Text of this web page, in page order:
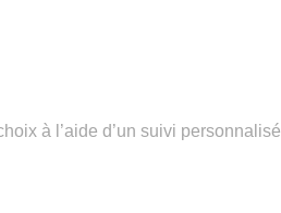
à l’aide d’un suivi personnalisé